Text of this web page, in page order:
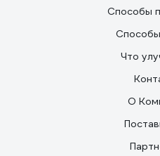
Способы
Что
О